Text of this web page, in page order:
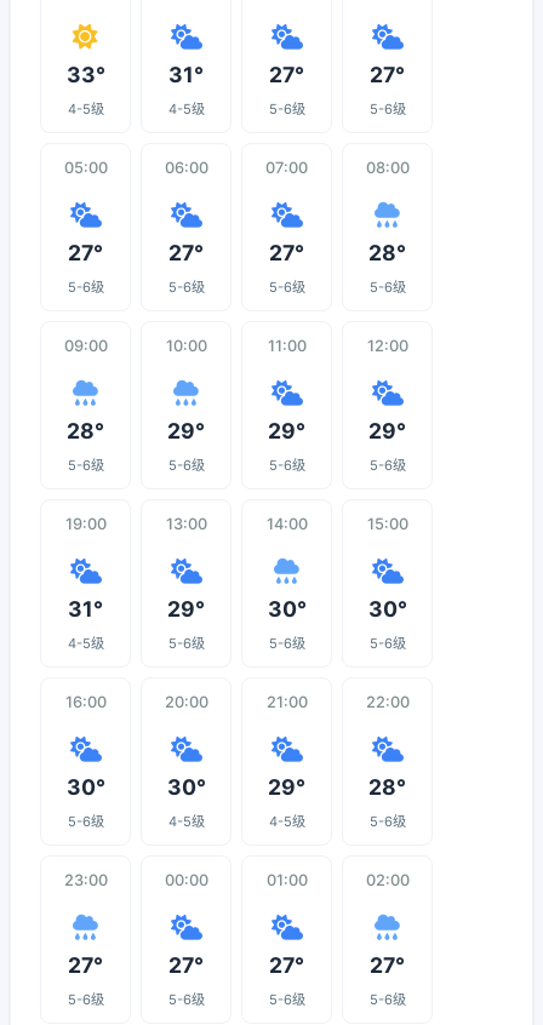
33°
4-5级
31°
4-5级
27°
5-6级
27°
5-6级
05:00
27°
5-6级
06:00
27°
5-6级
07:00
27°
5-6级
08:00
28°
5-6级
09:00
28°
5-6级
10:00
29°
5-6级
11:00
29°
5-6级
12:00
29°
5-6级
19:00
31°
4-5级
13:00
29°
5-6级
14:00
30°
5-6级
15:00
30°
5-6级
16:00
30°
5-6级
20:00
30°
4-5级
21:00
29°
4-5级
22:00
28°
5-6级
23:00
27°
5-6级
00:00
27°
5-6级
01:00
27°
5-6级
02:00
27°
5-6级